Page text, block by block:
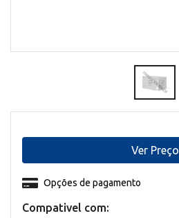
Compativel com:
Opções de pagamento
Ver Preço